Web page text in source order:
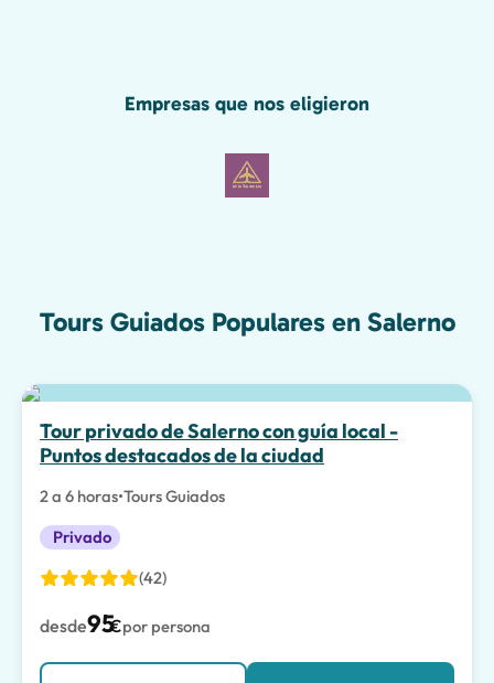
Empresas que nos eligieron
Tours Guiados Populares en Salerno
Tour privado de Salerno con guía local -
Puntos destacados de la ciudad
2 a 6 horas•Tours Guiados
Privado
(42)
desde95€por persona